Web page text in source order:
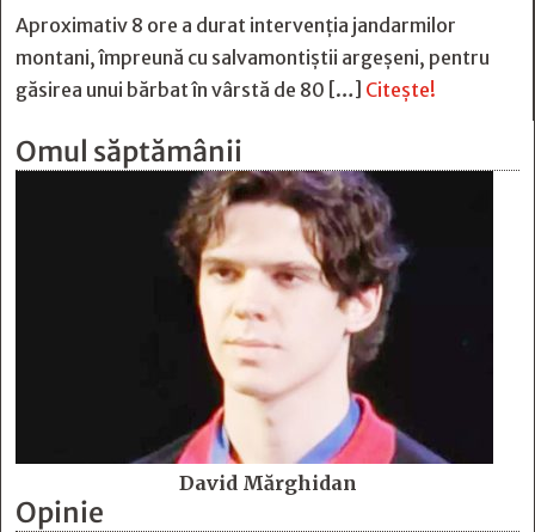
Aproximativ 8 ore a durat intervenția jandarmilor
montani, împreună cu salvamontiștii argeșeni, pentru
găsirea unui bărbat în vârstă de 80 […] Citește!
Omul săptămânii
David Mărghidan
Opinie